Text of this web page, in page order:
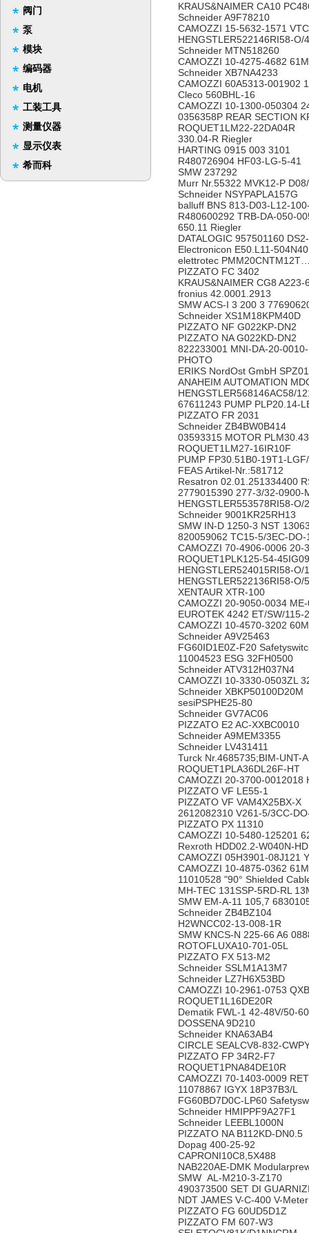
阀门
泵
模块
编码器
电机
工装工具
测量仪器
显示仪表
希而科
KRAUS&NAIMER CA10
Schneider A9F78210
CAMOZZI 15-5632-1571
HENGSTLER522146RI58-
Schneider MTN518260
CAMOZZI 10-4275-4682
Schneider XB7NA4233
CAMOZZI 60A5313-
Cleco 560BHL-16
CAMOZZI 10-1300-050304
0356358P REAR SECTION
ROQUET1LM22-22DA04R
330.04-R Riegler
HARTING 0915 003 3101
R480726904 HF03-LG-5-41
SMW 237292
Murr Nr.55322 MVK12-P
Schneider NSYPAPLA157G
balluff BNS 813-D03-L12-
R480600292 TRB-DA-050-
650.11 Riegler
DATALOGIC 957501160
Electronicon E50.L11-
elettrotec
PIZZATO FC 3402
KRAUS&NAIMER CG8
fronius 42.0001.2913
SMW ACS-I 3 200 3
Schneider
PIZZATO NF G022KP-DN2
PIZZATO NA G022KD-DN2
822233001 MNI-DA-20-
PHOTO
ERIKS NordOst GmbH
ANAHEIM AUTOMATION
HENGSTLER568146AC58/
67611243 PUMP PLP20.14-
PIZZATO FR 2031
Schneider ZB4BW0B414
03593315 MOTOR
ROQUET1LM27-16IR10F
PUMP FP30.51B0-19T1-
FEAS Artikel-Nr.:581712
Resatron 02.01.251334400
2779015390 277-3/32-
HENGSTLER553578RI58-
Schneider 9001KR25RH13
SMW IN-D 1250-3 NST
820059062 TC15-5/3EC-
CAMOZZI 70-4906-0006
ROQUET1PLK125-54-
HENGSTLER524015RI58-
HENGSTLER522136RI58-
XENTAUR XTR-100
CAMOZZI 20-9050-0034
EUROTEK 4242 ET/SW/
CAMOZZI 10-4570-3202
Schneider A9V25463
FG60ID1E0Z-F20
11004523 ESG 32FH0500
Schneider ATV312H037N4
CAMOZZI 10-3330-0503ZL
Schneider
sesiPSPHE25-80
Schneider GV7AC06
PIZZATO E2 AC-
Schneider A9MEM3355
Schneider LV431411
Turck Nr.4685735;BIM-
ROQUET1PLA36DL26F-
CAMOZZI 20-3700-
PIZZATO VF LE55-1
PIZZATO VF VAM4X25BX-
2612082310 V261-5/3CC-
PIZZATO PX 11310
CAMOZZI 10-5480-125201
Rexroth HDD02.2-W040N-
CAMOZZI 05H3901-
CAMOZZI 10-4875-0362
11010528 "90° Shielded
MH-TEC 131SSP-5RD-RL
SMW EM-A-11 105,7
Schneider ZB4BZ104
H2WNCC02-13-008-1R
SMW KNCS-N 225-66 A6
ROTOFLUXA10-701-05L
PIZZATO FX 513-M2
Schneider SSLM1A13M7
Schneider LZ7H6X53BD
CAMOZZI 10-2961-0753
ROQUET1L16DE20R
Dematik FWL-1 42-48V/50-
DOSSENA 9D210
Schneider KNA63AB4
CIRCLE SEALCV8-832-
PIZZATO FP 34R2-F7
ROQUET1PNA84DE10R
CAMOZZI 70-1403-0009
11078867 IGYX 18P37B3/L
FG60BD7D0C-LP60
Schneider HMIPPF9A27F1
Schneider LEEBL1000N
PIZZATO NA B112KD-
Dopag 400-25-92
CAPRONI10C8,5X488
NAB220AE-DMK
SMW AL-M210-3-Z170
490373500 SET DI
NDT JAMES V-C-400 V-
PIZZATO FG 60UD5D1Z
PIZZATO FM 607-W3